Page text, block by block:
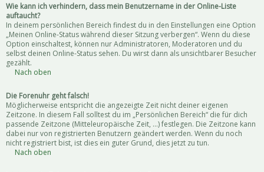
Wie kann ich verhindern, dass mein Benutzername in der Online-Liste
auftaucht?
In deinem persönlichen Bereich findest du in den Einstellungen eine Option
„Meinen Online-Status während dieser Sitzung verbergen“. Wenn du diese
Option einschaltest, können nur Administratoren, Moderatoren und du
selbst deinen Online-Status sehen. Du wirst dann als unsichtbarer Besucher
gezählt.
Nach oben
Die Forenuhr geht falsch!
Möglicherweise entspricht die angezeigte Zeit nicht deiner eigenen
Zeitzone. In diesem Fall solltest du im „Persönlichen Bereich“ die für dich
passende Zeitzone (Mitteleuropäische Zeit, ...) festlegen. Die Zeitzone kann
dabei nur von registrierten Benutzern geändert werden. Wenn du noch
nicht registriert bist, ist dies ein guter Grund, dies jetzt zu tun.
Nach oben